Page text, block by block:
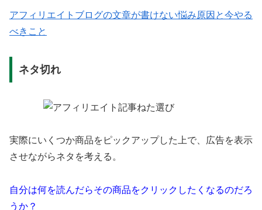
アフィリエイトブログの文章が書けない悩み原因と今やる
べきこと
ネタ切れ
実際にいくつか商品をピックアップした上で、広告を表示
させながらネタを考える。
自分は何を読んだらその商品をクリックしたくなるのだろ
うか？